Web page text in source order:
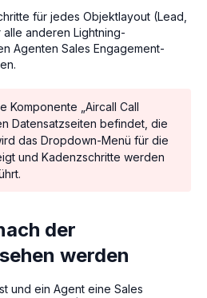
für jedes Objektlayout (Lead,
anderen Lightning-
Agenten Sales Engagement-
Komponente „Aircall Call
Datensatzseiten befindet, die
das Dropdown-Menü für die
und Kadenzschritte werden
der
werden
und ein Agent eine Sales